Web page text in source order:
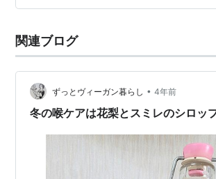
レモンが多いかと思いますが、私は料理
作用や抗菌作用があり、鎮咳作用のある成
いるのですね。 ご…
関連ブログ
ずっとヴィーガン暮らし • 4年前
冬の喉ケアは花梨とスミレのシロッ